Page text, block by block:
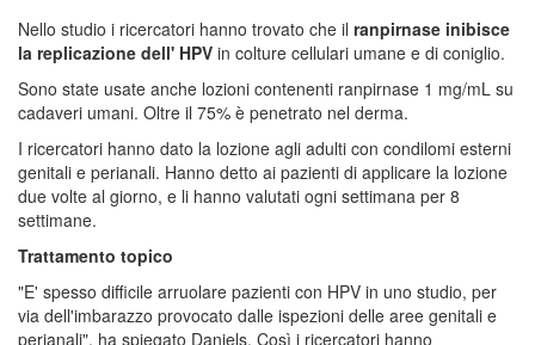
Nello studio i ricercatori hanno trovato che il ranpirnase inibisce
la replicazione dell' HPV in colture cellulari umane e di coniglio.
Sono state usate anche lozioni contenenti ranpirnase 1 mg/mL su
cadaveri umani. Oltre il 75% è penetrato nel derma.
I ricercatori hanno dato la lozione agli adulti con condilomi esterni
genitali e perianali. Hanno detto ai pazienti di applicare la lozione
due volte al giorno, e li hanno valutati ogni settimana per 8
settimane.
Trattamento topico
"E' spesso difficile arruolare pazienti con HPV in uno studio, per
via dell'imbarazzo provocato dalle ispezioni delle aree genitali e
perianali", ha spiegato Daniels. Così i ricercatori hanno